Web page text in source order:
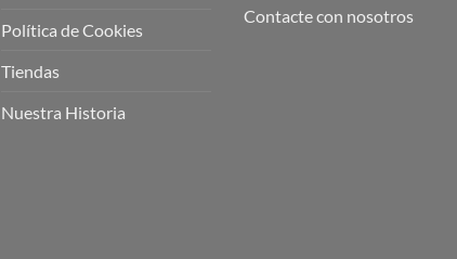
Política de Cookies
Tiendas
Nuestra Historia
Contacte con nosotros